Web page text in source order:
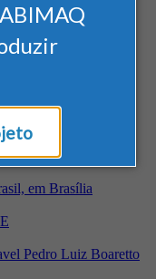
em Brasília
Pedro Luiz Boaretto